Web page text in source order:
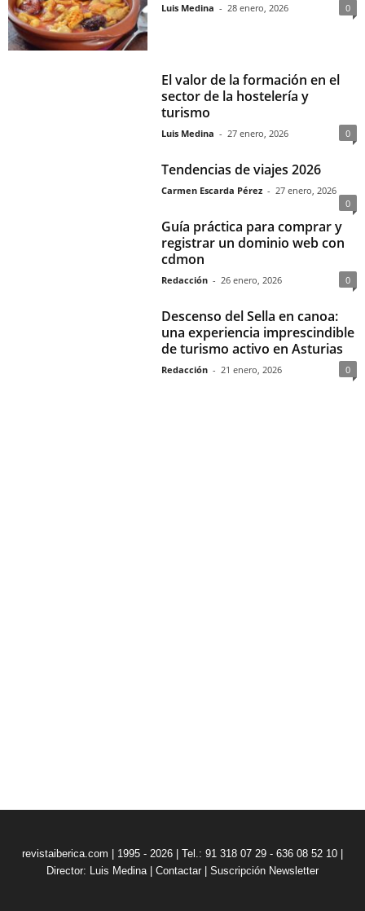
Luis Medina - 28 enero, 2026 0
El valor de la formación en el
sector de la hostelería y
turismo
Luis Medina - 27 enero, 2026 0
Tendencias de viajes 2026
Carmen Escarda Pérez - 27 enero, 2026
0
Guía práctica para comprar y
registrar un dominio web con
cdmon
Redacción - 26 enero, 2026 0
Descenso del Sella en canoa:
una experiencia imprescindible
de turismo activo en Asturias
Redacción - 21 enero, 2026 0
revistaiberica.com | 1995 - 2026 | Tel.: 91 318 07 29 - 636 08 52 10 |
Director: Luis Medina
Contactar Suscripción Newsletter